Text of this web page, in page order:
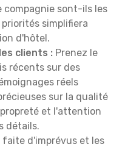
compagnie sont-ils les
simplifiera
d'hôtel.
clients : Prenez le
récents sur des
réels
sur la qualité
et l'attention
détails.
faite d'imprévus et les